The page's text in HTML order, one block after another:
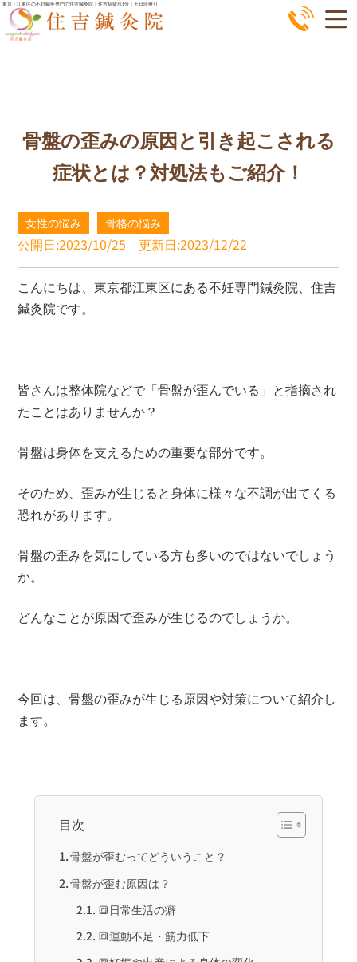
コ
ン
東京・江東区の不妊鍼灸専門の住吉鍼灸院｜住吉駅徒歩1分｜土日診療可
骨盤の歪みの原因と引き起こされる
症状とは？対処法もご紹介！
女性の悩み 骨格の悩み
公開日:2023/10/25更新日:2023/12/22
こんにちは、東京都江東区にある不妊専門鍼灸院、住吉
鍼灸院です。
皆さんは整体院などで「骨盤が歪んでいる」と指摘され
たことはありませんか？
骨盤は身体を支えるための重要な部分です。
そのため、歪みが生じると身体に様々な不調が出てくる
恐れがあります。
骨盤の歪みを気にしている方も多いのではないでしょう
か。
どんなことが原因で歪みが生じるのでしょうか。
今回は、骨盤の歪みが生じる原因や対策について紹介し
ます。
目次
骨盤が歪むってどういうこと？
骨盤が歪む原因は？
🔳日常生活の癖
🔳運動不足・筋力低下